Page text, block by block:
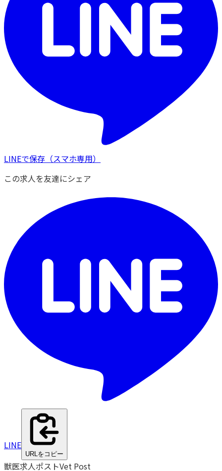
LINEで保存 （スマホ専用）
この求人を友達にシェア
LINE
URLをコピー
獣医求人ポストVet Post